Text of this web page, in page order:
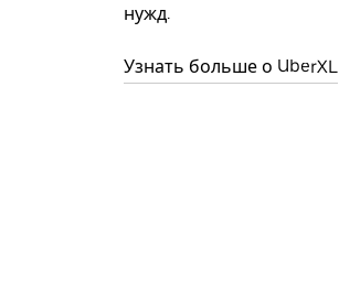
нужд.
Узнать больше о UberXL